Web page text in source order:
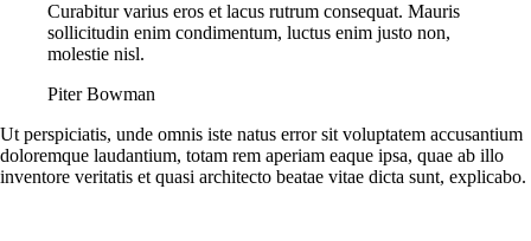
Curabitur varius eros et lacus rutrum consequat. Mauris
sollicitudin enim condimentum, luctus enim justo non,
molestie nisl.
Piter Bowman
Ut perspiciatis, unde omnis iste natus error sit voluptatem accusantium
doloremque laudantium, totam rem aperiam eaque ipsa, quae ab illo
inventore veritatis et quasi architecto beatae vitae dicta sunt, explicabo.